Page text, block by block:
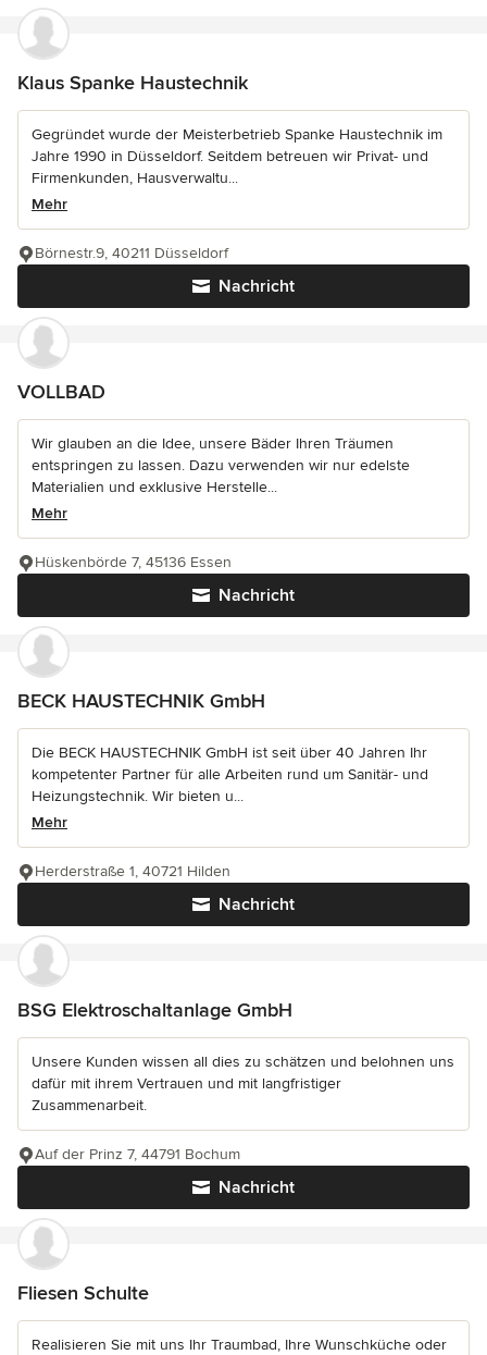
Klaus Spanke Haustechnik
Gegründet wurde der Meisterbetrieb Spanke Haustechnik im
Jahre 1990 in Düsseldorf. Seitdem betreuen wir Privat- und
Firmenkunden, Hausverwaltu...
Mehr
Nachricht
Börnestr.9, 40211 Düsseldorf
VOLLBAD
Wir glauben an die Idee, unsere Bäder Ihren Träumen
entspringen zu lassen. Dazu verwenden wir nur edelste
Materialien und exklusive Herstelle...
Mehr
Nachricht
Hüskenbörde 7, 45136 Essen
BECK HAUSTECHNIK GmbH
Die BECK HAUSTECHNIK GmbH ist seit über 40 Jahren Ihr
kompetenter Partner für alle Arbeiten rund um Sanitär- und
Heizungstechnik. Wir bieten u...
Mehr
Nachricht
Herderstraße 1, 40721 Hilden
BSG Elektroschaltanlage GmbH
Unsere Kunden wissen all dies zu schätzen und belohnen uns
dafür mit ihrem Vertrauen und mit langfristiger
Zusammenarbeit.
Nachricht
Auf der Prinz 7, 44791 Bochum
Fliesen Schulte
Realisieren Sie mit uns Ihr Traumbad, Ihre Wunschküche oder